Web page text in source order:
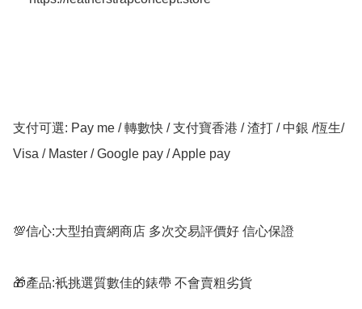
支付可選: Pay me / 轉數快 / 支付寶香港 / 渣打 / 中銀 /恆生/
Visa / Master / Google pay / Apple pay
💯信心:大型拍賣網商店 多次交易評價好 信心保證
🎁產品:衹挑選質數佳的錶帶 不會賣粗劣貨